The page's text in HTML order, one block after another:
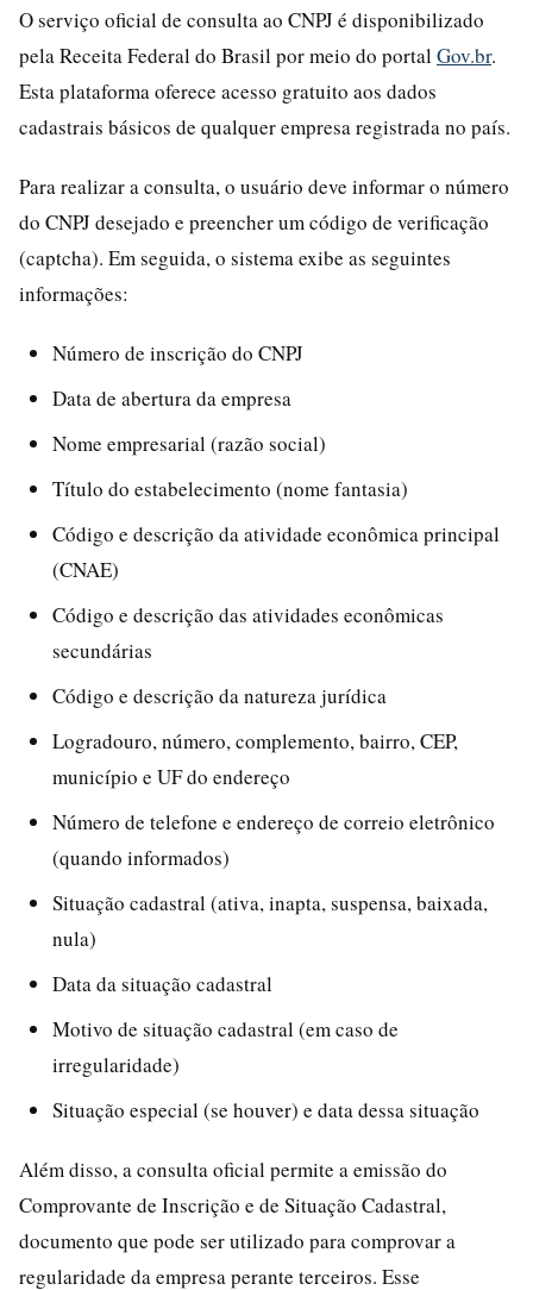
O serviço oficial de consulta ao CNPJ é disponibilizado
pela Receita Federal do Brasil por meio do portal Gov.br.
Esta plataforma oferece acesso gratuito aos dados
cadastrais básicos de qualquer empresa registrada no país.
Para realizar a consulta, o usuário deve informar o número
do CNPJ desejado e preencher um código de verificação
(captcha). Em seguida, o sistema exibe as seguintes
informações:
Número de inscrição do CNPJ
Data de abertura da empresa
Nome empresarial (razão social)
Título do estabelecimento (nome fantasia)
Código e descrição da atividade econômica principal
(CNAE)
Código e descrição das atividades econômicas
secundárias
Código e descrição da natureza jurídica
Logradouro, número, complemento, bairro, CEP,
município e UF do endereço
Número de telefone e endereço de correio eletrônico
(quando informados)
Situação cadastral (ativa, inapta, suspensa, baixada,
nula)
Data da situação cadastral
Motivo de situação cadastral (em caso de
irregularidade)
Situação especial (se houver) e data dessa situação
Além disso, a consulta oficial permite a emissão do
Comprovante de Inscrição e de Situação Cadastral,
documento que pode ser utilizado para comprovar a
regularidade da empresa perante terceiros. Esse